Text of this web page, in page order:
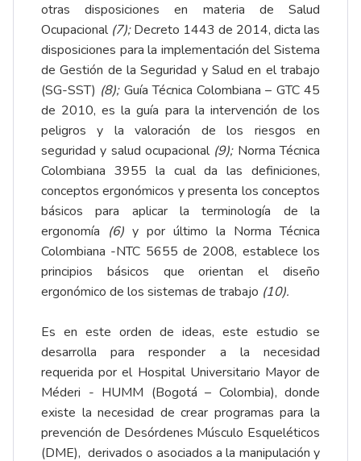
otras disposiciones en materia de Salud
Ocupacional (7);Decreto 1443 de 2014, dicta las
disposiciones para la implementación del Sistema
de Gestión de la Seguridad y Salud en el trabajo
(SG-SST) (8);Guía Técnica Colombiana – GTC 45
de 2010, es la guía para la intervención de los
peligros y la valoración de los riesgos en
seguridad y salud ocupacional (9);Norma Técnica
Colombiana 3955 la cual da las definiciones,
conceptos ergonómicos y presenta los conceptos
básicos para aplicar la terminología de la
ergonomía (6) y por último la Norma Técnica
Colombiana -NTC 5655 de 2008, establece los
principios básicos que orientan el diseño
ergonómico de los sistemas de trabajo (10).
Es en este orden de ideas, este estudio se
desarrolla para responder a la necesidad
requerida por el Hospital Universitario Mayor de
Méderi - HUMM (Bogotá – Colombia), donde
existe la necesidad de crear programas para la
prevención de Desórdenes Músculo Esqueléticos
(DME), derivados o asociados a la manipulación y